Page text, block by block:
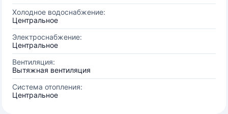
Холодное водоснабжение:
Центральное
Электроснабжение:
Центральное
Вентиляция:
Вытяжная вентиляция
Система отопления:
Центральное